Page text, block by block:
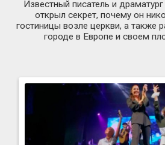
Известный писатель и
открыл секрет, почему он
гостиницы возле церкви, а также
городе в Европе и своем